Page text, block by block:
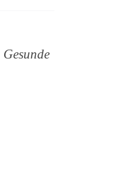
Gesunde